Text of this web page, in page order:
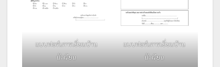
แบบฟอร์มการเยี่ยมบ้าน
นักเรียน
แบบฟอร์มการเยี่ยมบ้าน
นักเรียน